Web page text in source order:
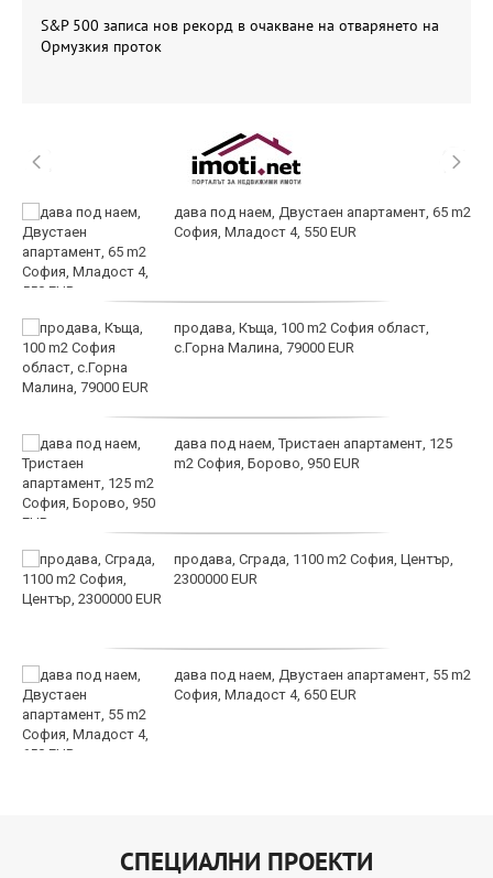
S&P 500 записа нов рекорд в очакване на отварянето на
Ормузкия проток
дава под наем, Двустаен апартамент, 65 m2
София, Младост 4, 550 EUR
продава, Къща, 100 m2 София област,
с.Горна Малина, 79000 EUR
дава под наем, Тристаен апартамент, 125
m2 София, Борово, 950 EUR
продава, Сграда, 1100 m2 София, Център,
2300000 EUR
дава под наем, Двустаен апартамент, 55 m2
София, Младост 4, 650 EUR
СПЕЦИАЛНИ ПРОЕКТИ